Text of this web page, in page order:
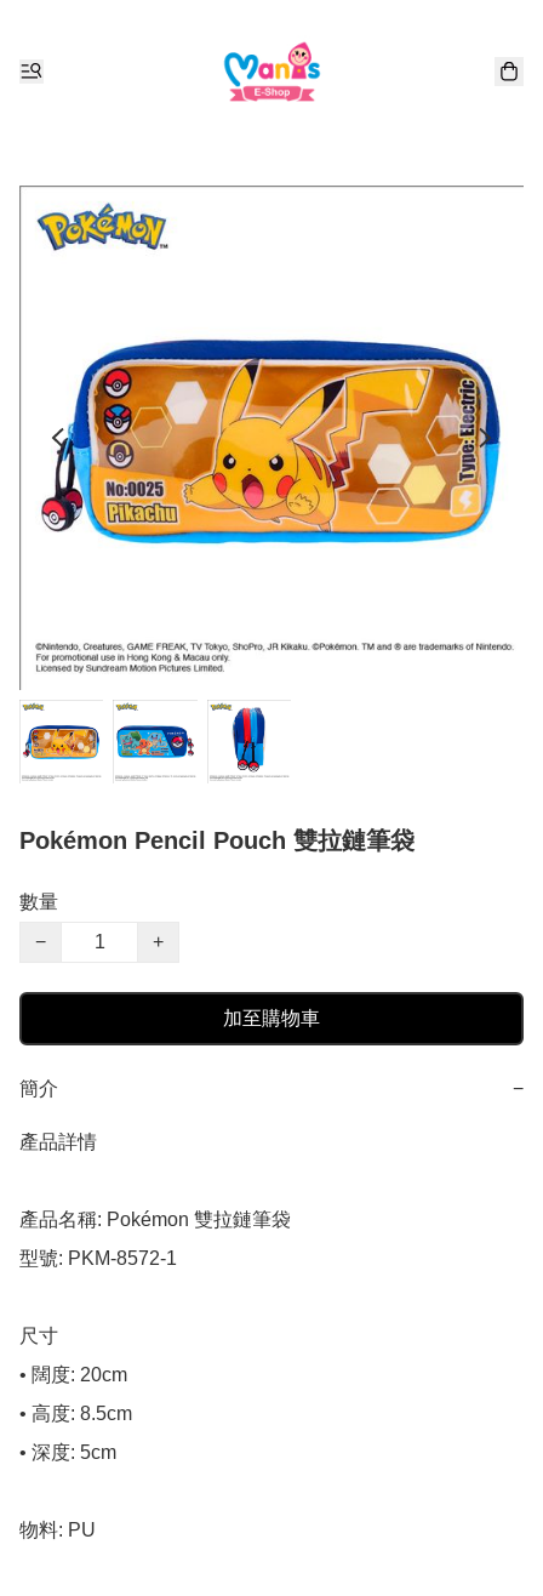
Pokémon Pencil Pouch 雙拉鏈筆袋
數量
−
+
加至購物車
簡介 −
產品詳情
產品名稱: Pokémon 雙拉鏈筆袋
型號: PKM-8572-1
尺寸
• 闊度: 20cm
• 高度: 8.5cm
• 深度: 5cm
物料: PU